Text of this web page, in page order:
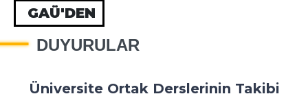
GAÜ'DEN
DUYURULAR
Üniversite Ortak Derslerinin Takibi